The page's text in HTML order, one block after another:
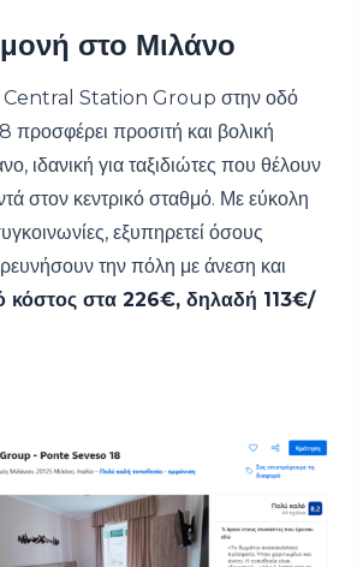
στο Μιλάνο
Station Group στην οδό
προσιτή και βολική
ιδανική για ταξιδιώτες που θέλουν
στον κεντρικό σταθμό. Με εύκολη
εξυπηρετεί όσους
την πόλη με άνεση και
κόστος στα 226€, δηλαδή 113€/